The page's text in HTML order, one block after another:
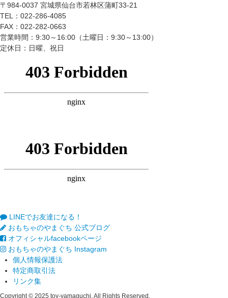
〒984-0037 宮城県仙台市若林区蒲町33-21
TEL：022-286-4085
FAX：022-282-0663
営業時間：9:30～16:00（土曜日：9:30～13:00）
定休日：日曜、祝日
LINEでお友達になる！
おもちゃのやまぐち 公式ブログ
オフィシャルfacebookページ
おもちゃのやまぐち Instagram
個人情報保護法
特定商取引法
リンク集
Copyright © 2025 toy-yamaguchi. All Rights Reserved.